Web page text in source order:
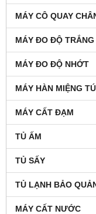
MÁY CÔ QUAY
MÁY ĐO ĐỘ TRẮNG
MÁY ĐO ĐỘ NHỚT
MÁY HÀN MIỆNG
MÁY CẤT ĐẠM
TỦ ẤM
TỦ SẤY
TỦ LẠNH BẢO
MÁY CẤT NƯỚC